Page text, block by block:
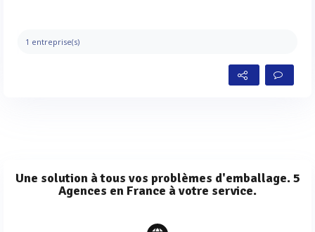
1 entreprise(s)
Une solution à tous vos problèmes d'emballage. 5
Agences en France à votre service.